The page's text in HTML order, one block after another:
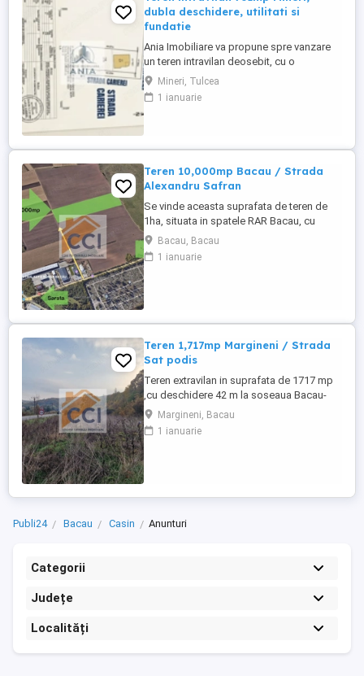
dubla deschidere, utilitati si
fundatie
Ania Imobiliare va propune spre vanzare
un teren intravilan deosebit, cu o
suprafata de 761 mp, situat in localitatea
Mineri, chiar la strada principala (DN22).
Proprietatea are toate actele la zi
deschidere: 17.56 metri ...
Mineri, Tulcea
1 ianuarie
Teren 10,000mp Bacau / Strada
Alexandru Safran
Se vinde aceasta suprafata de teren de
1ha, situata in spatele RAR Bacau, cu
acces din strada Alexandru Safran printr-
un drum public perpendicular pe aceasta
de aprox. 250 m. Zona a fost inclusa la
Bacau, Bacau
1 ianuarie
Teren 1,717mp Margineni / Strada
Sat podis
Teren extravilan in suprafata de 1717 mp
,cu deschidere 42 m la soseaua Bacau-
Mpinesti. Desi acest teren este extravilan
,deschiderea mare la DN 2G ( 42 m) poate
fi elementul de atractivitate pt o gama
Margineni, Bacau
1 ianuarie
Publi24 Bacau Casin Anunturi
Categorii
Județe
Localități